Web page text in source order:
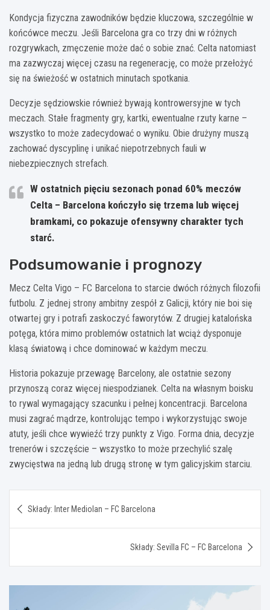
Kondycja fizyczna zawodników będzie kluczowa, szczególnie w
końcówce meczu. Jeśli Barcelona gra co trzy dni w różnych
rozgrywkach, zmęczenie może dać o sobie znać. Celta natomiast
ma zazwyczaj więcej czasu na regenerację, co może przełożyć
się na świeżość w ostatnich minutach spotkania.
Decyzje sędziowskie również bywają kontrowersyjne w tych
meczach. Stałe fragmenty gry, kartki, ewentualne rzuty karne –
wszystko to może zadecydować o wyniku. Obie drużyny muszą
zachować dyscyplinę i unikać niepotrzebnych fauli w
niebezpiecznych strefach.
W ostatnich pięciu sezonach ponad 60% meczów
Celta – Barcelona kończyło się trzema lub więcej
bramkami, co pokazuje ofensywny charakter tych
starć.
Podsumowanie i prognozy
Mecz Celta Vigo – FC Barcelona to starcie dwóch różnych filozofii
futbolu. Z jednej strony ambitny zespół z Galicji, który nie boi się
otwartej gry i potrafi zaskoczyć faworytów. Z drugiej katalońska
potęga, która mimo problemów ostatnich lat wciąż dysponuje
klasą światową i chce dominować w każdym meczu.
Historia pokazuje przewagę Barcelony, ale ostatnie sezony
przynoszą coraz więcej niespodzianek. Celta na własnym boisku
to rywal wymagający szacunku i pełnej koncentracji. Barcelona
musi zagrać mądrze, kontrolując tempo i wykorzystując swoje
atuty, jeśli chce wywieźć trzy punkty z Vigo. Forma dnia, decyzje
trenerów i szczęście – wszystko to może przechylić szalę
zwycięstwa na jedną lub drugą stronę w tym galicyjskim starciu.
wpisu
Składy: Inter Mediolan – FC Barcelona
Składy: Sevilla FC – FC Barcelona